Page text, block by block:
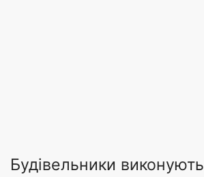
Будівельники виконують